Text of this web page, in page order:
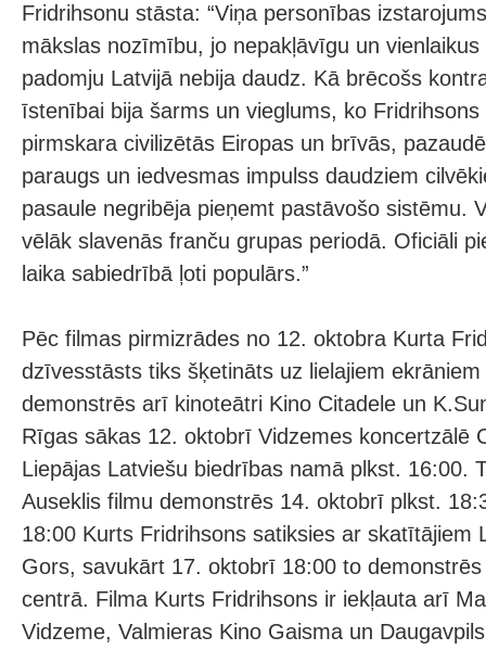
Fridrihsonu stāsta: “Viņa personības
mākslas nozīmību, jo nepakļāvīgu un
padomju Latvijā nebija daudz. Kā brēcošs
īstenībai bija šarms un vieglums, ko
pirmskara civilizētās Eiropas un brīvās,
paraugs un iedvesmas impulss daudziem
pasaule negribēja pieņemt pastāvošo sistēmu.
vēlāk slavenās franču grupas periodā. Oficiāli
laika sabiedrībā ļoti populārs.”
Pēc filmas pirmizrādes no 12. oktobra Kurta
dzīvesstāsts tiks šķetināts uz lielajiem
demonstrēs arī kinoteātri Kino Citadele un
Rīgas sākas 12. oktobrī Vidzemes koncertzālē
Liepājas Latviešu biedrības namā plkst. 16:00.
Auseklis filmu demonstrēs 14. oktobrī plkst.
18:00 Kurts Fridrihsons satiksies ar skatītājiem
Gors, savukārt 17. oktobrī 18:00 to
centrā. Filma Kurts Fridrihsons ir iekļauta arī
Vidzeme, Valmieras Kino Gaisma un